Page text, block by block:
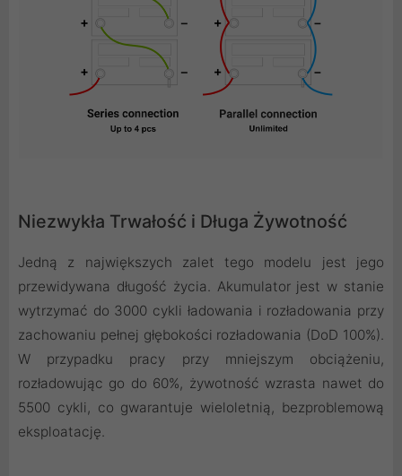
Niezwykła Trwałość i Długa Żywotność
Jedną z największych zalet tego modelu jest jego
przewidywana długość życia. Akumulator jest w stanie
wytrzymać do 3000 cykli ładowania i rozładowania przy
zachowaniu pełnej głębokości rozładowania (DoD 100%).
W przypadku pracy przy mniejszym obciążeniu,
rozładowując go do 60%, żywotność wzrasta nawet do
5500 cykli, co gwarantuje wieloletnią, bezproblemową
eksploatację.